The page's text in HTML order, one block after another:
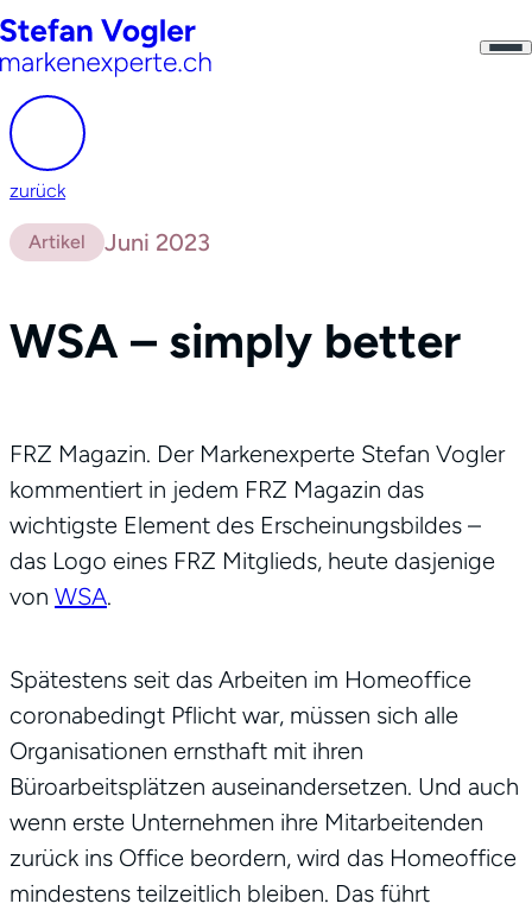
zurück
Artikel Juni 2023
WSA – simply better
FRZ Magazin. Der Markenexperte Stefan Vogler
kommentiert in jedem FRZ Magazin das
wichtigste Element des Erscheinungsbildes –
das Logo eines FRZ Mitglieds, heute dasjenige
von WSA.
Spätestens seit das Arbeiten im Homeoffice
coronabedingt Pflicht war, müssen sich alle
Organisationen ernsthaft mit ihren
Büroarbeitsplätzen auseinandersetzen. Und auch
wenn erste Unternehmen ihre Mitarbeitenden
zurück ins Office beordern, wird das Homeoffice
mindestens teilzeitlich bleiben. Das führt